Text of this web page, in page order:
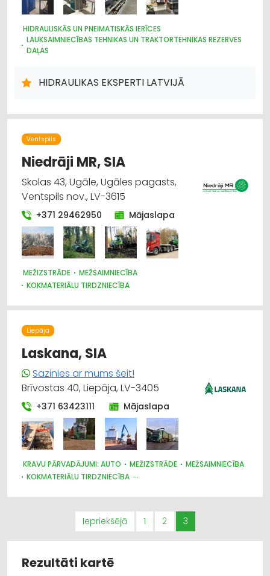
HIDRAULISKĀS UN PNEIMATISKĀS IERĪCES
LAUKSAIMNIECĪBAS TEHNIKAS UN TRAKTORTEHNIKAS REZERVES
DAĻAS
METĀLAPSTRĀDE
MAŠĪNBŪVE
ELEKTRONISKĀS IERĪCES, KOMPONENTES
HIDRAULIKAS EKSPERTI LATVIJĀ
Ventspils
Niedrāji MR, SIA
Skolas 43, Ugāle, Ugāles pagasts,
Ventspils nov., LV-3615
+371 29462950 Mājaslapa
MEŽIZSTRĀDE
MEŽSAIMNIECĪBA
KOKMATERIĀLU TIRDZNIECĪBA
Liepāja
Laskana, SIA
Sazinies ar mums šeit!
Brīvostas 40, Liepāja, LV-3405
+371 63423111 Mājaslapa
KRAVU PĀRVADĀJUMI: AUTO MEŽIZSTRĀDE
MEŽSAIMNIECĪBA
KOKMATERIĀLU TIRDZNIECĪBA
Iepriekšējā 1 2 3
Rezultāti kartē